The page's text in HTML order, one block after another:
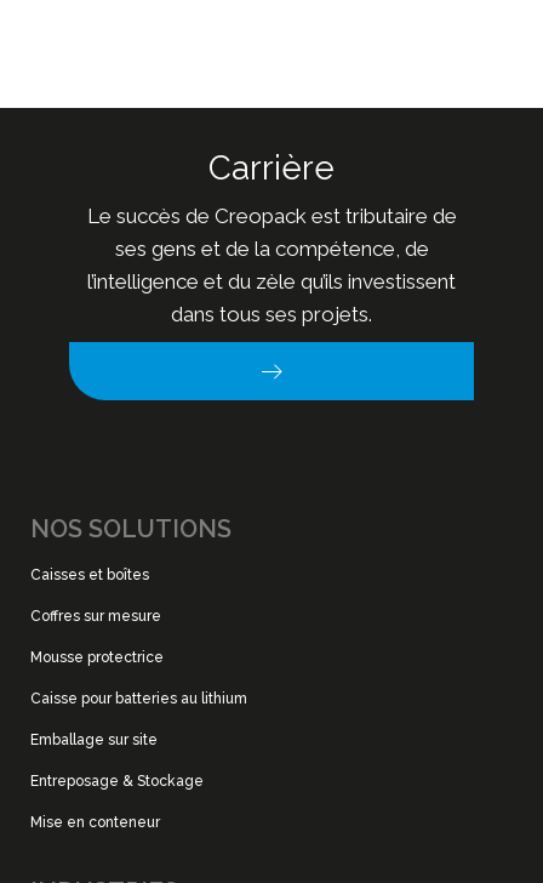
Carrière
Le succès de Creopack est tributaire de
ses gens et de la compétence, de
l’intelligence et du zèle qu’ils investissent
dans tous ses projets.
NOS SOLUTIONS
Caisses et boîtes
Coffres sur mesure
Mousse protectrice
Caisse pour batteries au lithium
Emballage sur site
Entreposage & Stockage
Mise en conteneur